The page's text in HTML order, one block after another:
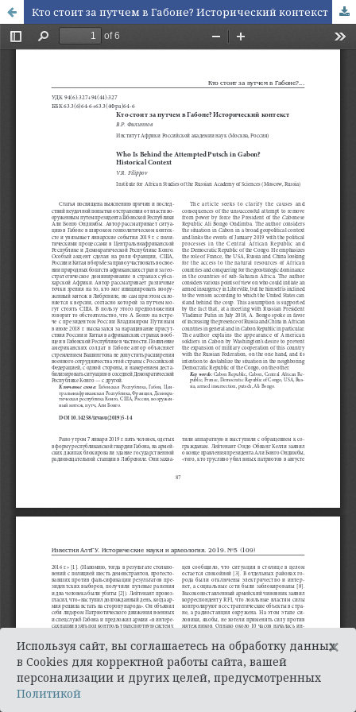
Кто стоит за путчем в Габоне? Исторический контекст
Используя сайт, вы соглашаетесь на обработку данных
в Cookies для корректной работы сайта, вашей
персонализации и других целей, предусмотренных
Политикой
×